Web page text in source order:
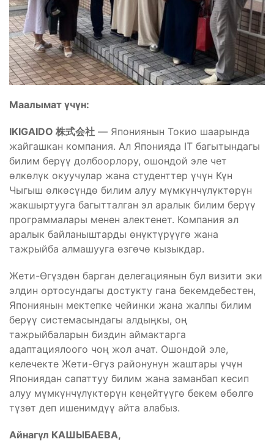
Маалымат үчүн:
IKIGAIDO 株式会社 — Япониянын Токио шаарында
жайгашкан компания. Ал Японияда IT багытындагы
билим берүү долбоорлору, ошондой эле чет
өлкөлүк окуучулар жана студенттер үчүн Күн
Чыгыш өлкөсүндө билим алуу мүмкүнчүлүктөрүн
жакшыртууга багытталган эл аралык билим берүү
программалары менен алектенет. Компания эл
аралык байланыштарды өнүктүрүүгө жана
тажрыйба алмашууга өзгөчө кызыкдар.
Жети-Өгүздөн барган делегациянын бул визити эки
элдин ортосундагы достукту гана бекемдебестен,
Япониянын мектепке чейинки жана жалпы билим
берүү системасындагы алдыңкы, оң
тажрыйбаларын биздин аймактарга
адаптациялоого чоң жол ачат. Ошондой эле,
келечекте Жети-Өгүз районунун жаштары үчүн
Япониядан сапаттуу билим жана заманбап кесип
алуу мүмкүнчүлүктөрүн кеңейтүүгө бекем өбөлгө
түзөт деп ишенимдүү айта алабыз.
Айнагүл КАШЫБАЕВА,